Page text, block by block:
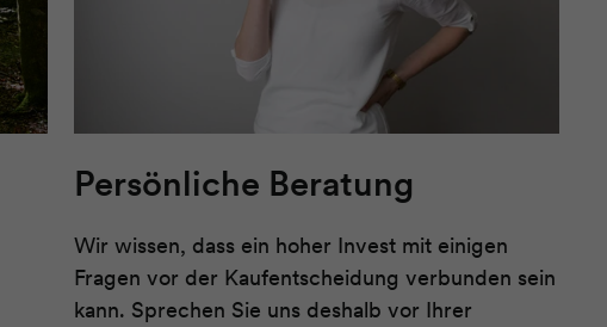
Persönliche Beratung
Wir wissen, dass ein hoher Invest mit einigen
Fragen vor der Kaufentscheidung verbunden sein
kann. Sprechen Sie uns deshalb vor Ihrer